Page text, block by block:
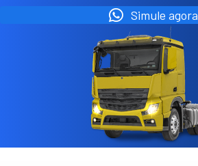
Simule agora